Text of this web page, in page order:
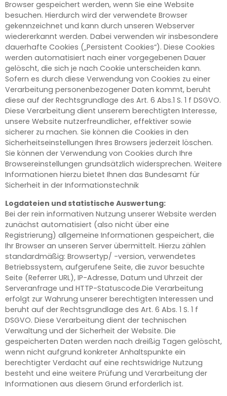
Browser gespeichert werden, wenn Sie eine Website
besuchen. Hierdurch wird der verwendete Browser
gekennzeichnet und kann durch unseren Webserver
wiedererkannt werden. Dabei verwenden wir insbesondere
dauerhafte Cookies („Persistent Cookies“). Diese Cookies
werden automatisiert nach einer vorgegebenen Dauer
gelöscht, die sich je nach Cookie unterscheiden kann.
Sofern es durch diese Verwendung von Cookies zu einer
Verarbeitung personenbezogener Daten kommt, beruht
diese auf der Rechtsgrundlage des Art. 6 Abs.1 S. 1 f DSGVO.
Diese Verarbeitung dient unserem berechtigten Interesse,
unsere Website nutzerfreundlicher, effektiver sowie
sicherer zu machen. Sie können die Cookies in den
Sicherheitseinstellungen Ihres Browsers jederzeit löschen.
Sie können der Verwendung von Cookies durch Ihre
Browsereinstellungen grundsätzlich widersprechen. Weitere
Informationen hierzu bietet Ihnen das Bundesamt für
Sicherheit in der Informationstechnik
Logdateien und statistische Auswertung:
Bei der rein informativen Nutzung unserer Website werden
zunächst automatisiert (also nicht über eine
Registrierung) allgemeine Informationen gespeichert, die
Ihr Browser an unseren Server übermittelt. Hierzu zählen
standardmäßig: Browsertyp/ -version, verwendetes
Betriebssystem, aufgerufene Seite, die zuvor besuchte
Seite (Referrer URL), IP-Adresse, Datum und Uhrzeit der
Serveranfrage und HTTP-Statuscode.Die Verarbeitung
erfolgt zur Wahrung unserer berechtigten Interessen und
beruht auf der Rechtsgrundlage des Art. 6 Abs. 1 S. 1 f
DSGVO. Diese Verarbeitung dient der technischen
Verwaltung und der Sicherheit der Website. Die
gespeicherten Daten werden nach dreißig Tagen gelöscht,
wenn nicht aufgrund konkreter Anhaltspunkte ein
berechtigter Verdacht auf eine rechtswidrige Nutzung
besteht und eine weitere Prüfung und Verarbeitung der
Informationen aus diesem Grund erforderlich ist.